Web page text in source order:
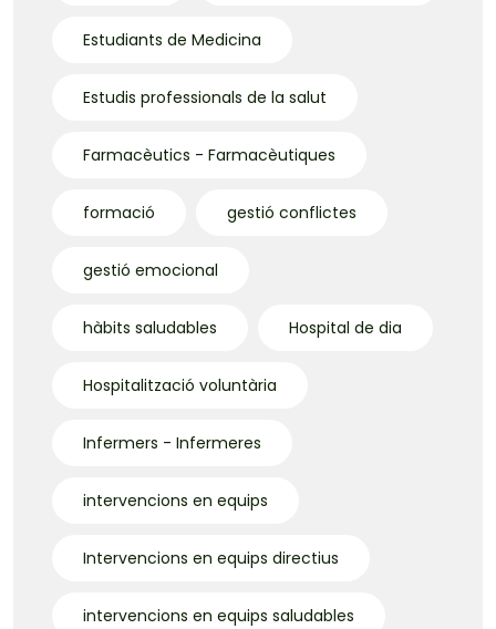
Estudiants de Medicina
Estudis professionals de la salut
Farmacèutics - Farmacèutiques
formació gestió conflictes
gestió emocional
hàbits saludables Hospital de dia
Hospitalització voluntària
Infermers - Infermeres
intervencions en equips
Intervencions en equips directius
intervencions en equips saludables